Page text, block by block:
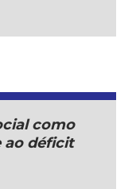
como
ao déficit